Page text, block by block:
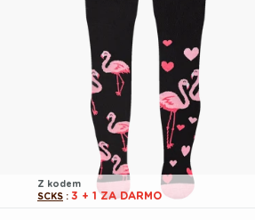
Z kodem
SCKS : 3 + 1 ZA DARMO